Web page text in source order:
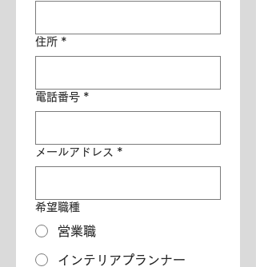
住所 *
電話番号 *
メールアドレス *
希望職種
営業職
インテリアプランナー